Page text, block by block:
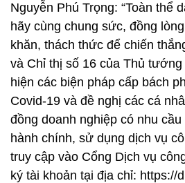
Nguyễn Phú Trọng: “Toàn thể
hãy cùng chung sức, đồng
khăn, thách thức để chiến
và Chỉ thị số 16 của Thủ
hiện các biện pháp cấp bách
Covid-19 và đề nghị các cá
đồng doanh nghiệp có nhu
hành chính, sử dụng dịch vụ
truy cập vào Cổng Dịch vụ
ký tài khoản tại địa chỉ: https://